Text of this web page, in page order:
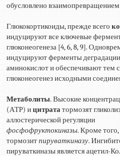
обусловлено
Глюкокортикоиды, прежде всего
индуцируют все ключевые
глюконеогенеза [4, 6, 8, 9].
индуцируют ферменты деградации
аминокислот и обеспечивают тем
глюконеогенез исходными
Метаболиты. Высокие
(АТР) ицитрататормозят
аллостерической регуляции
фосфофруктокиназы. Кроме
тормозитпируваткиназу.
пируваткиназы является ацетил-